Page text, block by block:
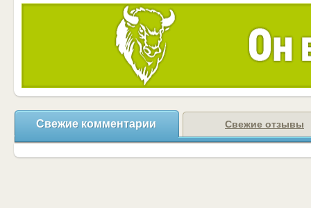
Свежие комментарии Свежие отзывы